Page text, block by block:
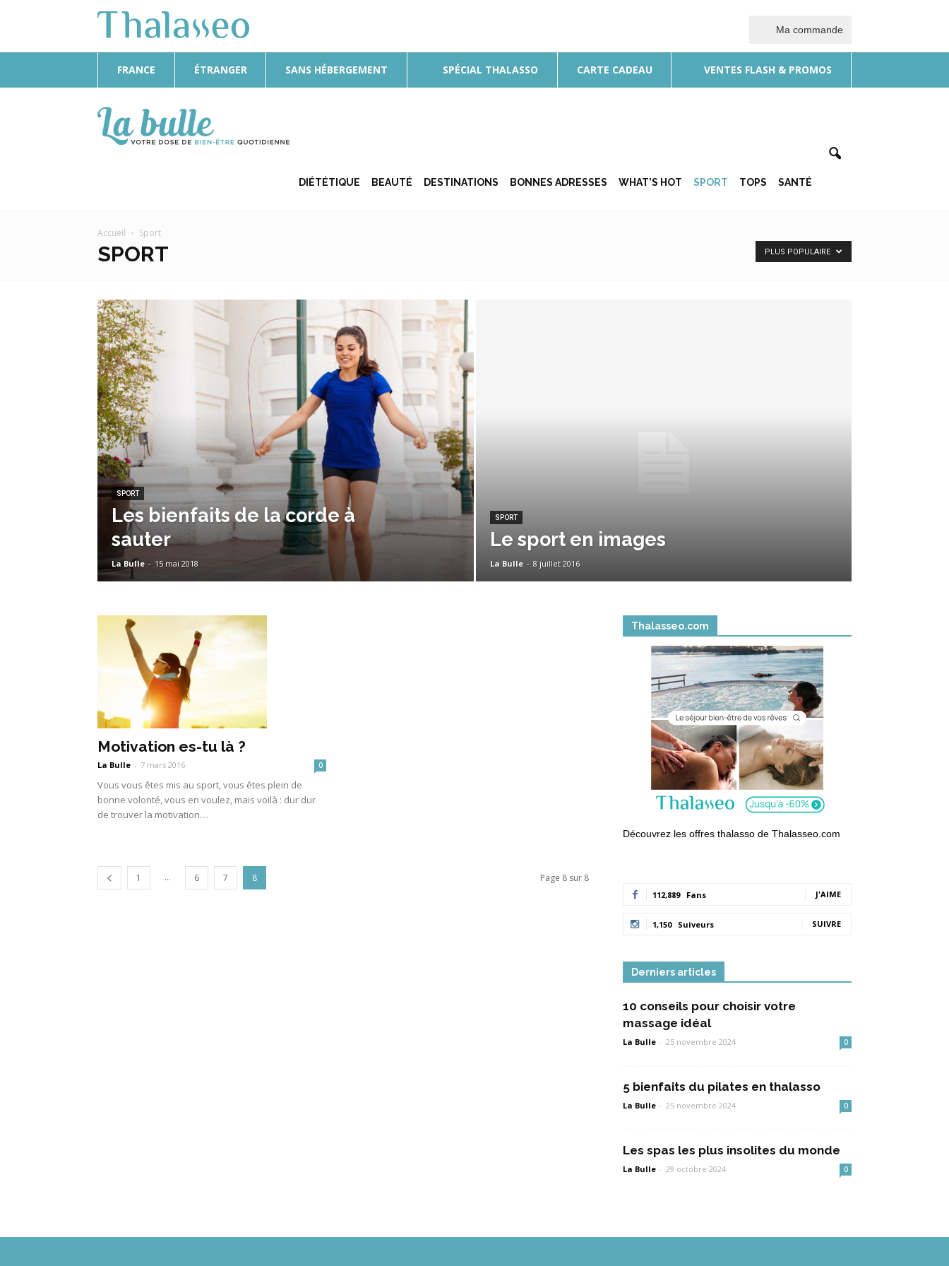
Ma commande
FRANCE ÉTRANGER SANS HÉBERGEMENT SPÉCIAL THALASSO CARTE CADEAU VENTES FLASH & PROMOS
Bulle
DIÉTÉTIQUE BEAUTÉ DESTINATIONS BONNES ADRESSES WHAT’S HOT SPORT TOPS SANTÉ
Accueil Sport
SPORT PLUS POPULAIRE
SPORT
Les bienfaits de la corde à
sauter
La Bulle - 15 mai 2018
SPORT
Le sport en images
La Bulle - 8 juillet 2016
Motivation es-tu là ?
La Bulle - 7 mars 2016 0
Vous vous êtes mis au sport, vous êtes plein de
bonne volonté, vous en voulez, mais voilà : dur dur
de trouver la motivation....
1 ... 6 7 8 Page 8 sur 8
Thalasseo.com
Découvrez les offres thalasso de Thalasseo.com
112,889 Fans J'AIME
1,150 Suiveurs SUIVRE
Derniers articles
10 conseils pour choisir votre
massage idéal
La Bulle - 25 novembre 2024 0
5 bienfaits du pilates en thalasso
La Bulle - 25 novembre 2024 0
Les spas les plus insolites du monde
La Bulle - 29 octobre 2024 0